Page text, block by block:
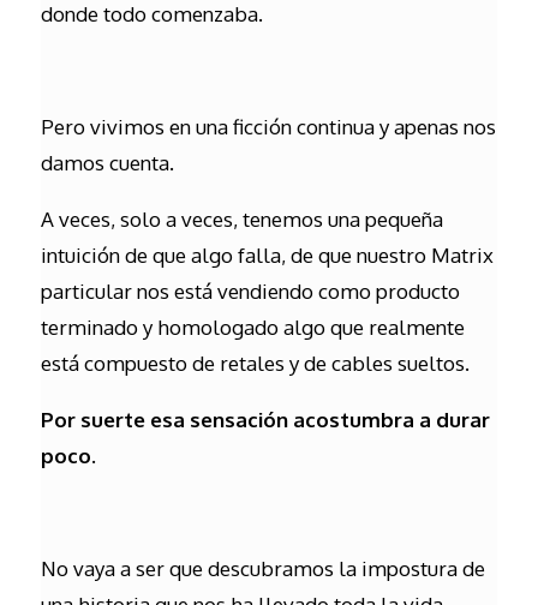
donde todo comenzaba.
Pero vivimos en una ficción continua y apenas nos
damos cuenta.
A veces, solo a veces, tenemos una pequeña
intuición de que algo falla, de que nuestro Matrix
particular nos está vendiendo como producto
terminado y homologado algo que realmente
está compuesto de retales y de cables sueltos.
Por suerte esa sensación acostumbra a durar
poco.
No vaya a ser que descubramos la impostura de